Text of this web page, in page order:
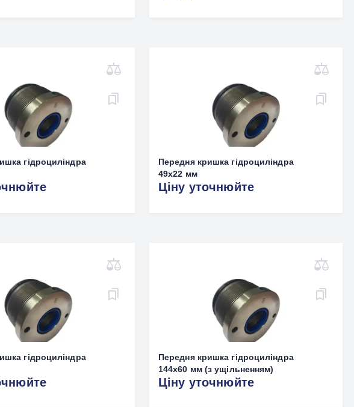
гідроциліндра
Передня кришка гідроциліндра
49х22 мм
Ціну уточнюйте
гідроциліндра
Передня кришка гідроциліндра
144х60 мм (з ущільненням)
Ціну уточнюйте